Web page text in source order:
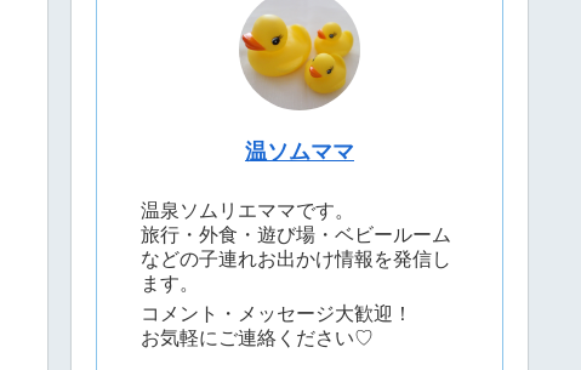
温ソムママ
温泉ソムリエママです。
旅行・外食・遊び場・ベビールーム
などの子連れお出かけ情報を発信し
ます。
コメント・メッセージ大歓迎！
お気軽にご連絡ください♡